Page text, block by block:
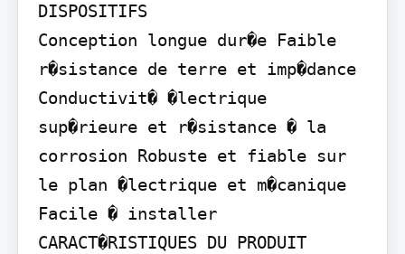
DISPOSITIFS
Conception longue dur�e Faible
r�sistance de terre et imp�dance
Conductivit� �lectrique
sup�rieure et r�sistance � la
corrosion Robuste et fiable sur
le plan �lectrique et m�canique
Facile � installer
CARACT�RISTIQUES DU PRODUIT